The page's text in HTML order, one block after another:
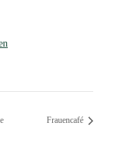
Frauencafé